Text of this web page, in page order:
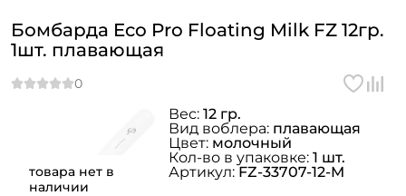
товара нет в
наличии
Бомбарда Eco Pro Floating Milk FZ 12гр.
1шт. плавающая
Вес: 12 гр.
Вид воблера: плавающая
Цвет: молочный
Кол-во в упаковке: 1 шт.
Артикул:FZ-33707-12-M